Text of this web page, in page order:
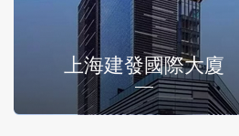
上海建發國際大廈